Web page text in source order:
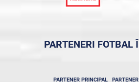
PARTENERI FOTBAL
PARTENER PRINCIPAL